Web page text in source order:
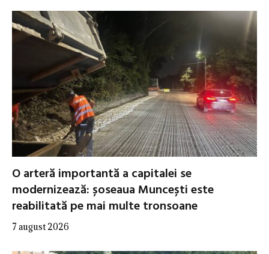
O arteră importantă a capitalei se
modernizează: șoseaua Muncești este
reabilitată pe mai multe tronsoane
7 august 2026